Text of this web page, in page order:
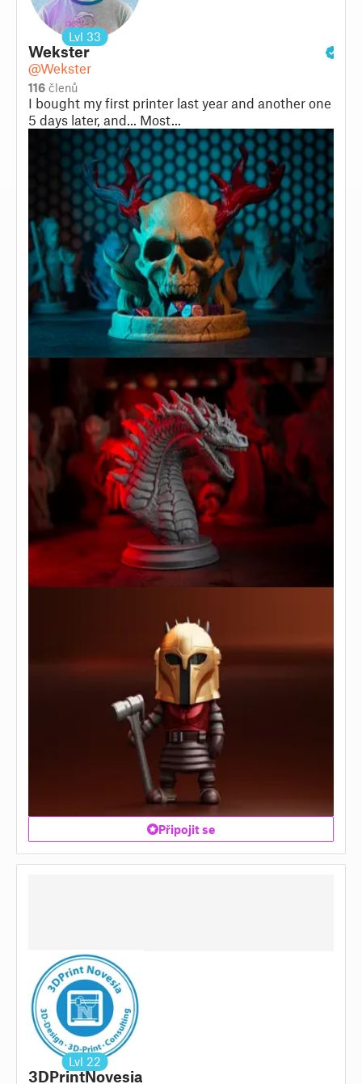
Lvl 33
Wekster
@Wekster
116členů
I bought my first printer last year and another one
5 days later, and... Most...
Připojit se
Lvl 22
3DPrintNovesia